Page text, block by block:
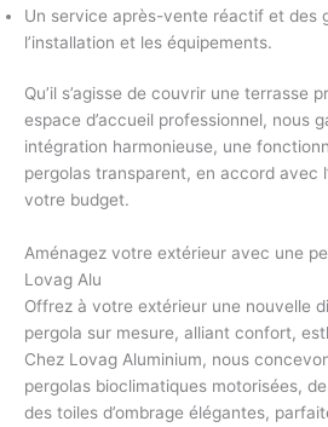
Un service après-vente réactif et des
l’installation et les équipements.
Qu’il s’agisse de couvrir une terrasse
espace d’accueil professionnel, nous
intégration harmonieuse, une
pergolas transparent, en accord avec
votre budget.
Aménagez votre extérieur avec une
Lovag Alu
Offrez à votre extérieur une nouvelle
pergola sur mesure, alliant confort,
Chez Lovag Aluminium, nous
pergolas bioclimatiques motorisées,
des toiles d’ombrage élégantes,